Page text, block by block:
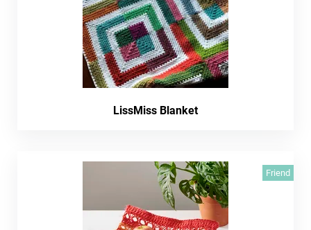
LissMiss Blanket
Friend